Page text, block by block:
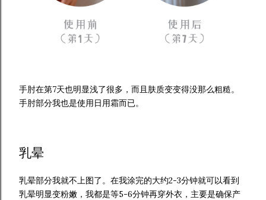
手肘在第7天也明显浅了很多，而且肤质变变得没那么粗糙。
手肘部分我也是使用日用霜而已。
乳晕
乳晕部分我就不上图了。在我涂完的大约2-3分钟就可以看到
乳晕明显变粉嫩，我都是等5-6分钟再穿外衣，主要是确保产